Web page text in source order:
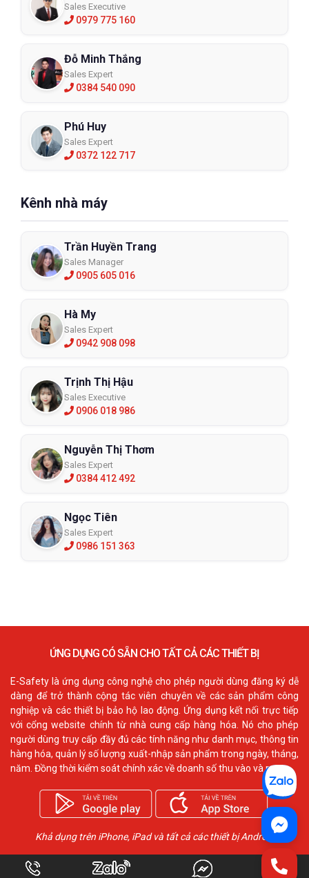
Sales Executive
0979 775 160
Đỗ Minh Thắng
Sales Expert
0384 540 090
Phú Huy
Sales Expert
0372 122 717
Kênh nhà máy
Trần Huyền Trang
Sales Manager
0905 605 016
Hà My
Sales Expert
0942 908 098
Trịnh Thị Hậu
Sales Executive
0906 018 986
Nguyễn Thị Thơm
Sales Expert
0384 412 492
Ngọc Tiên
Sales Expert
0986 151 363
ỨNG DỤNG CÓ SẴN CHO TẤT CẢ CÁC THIẾT BỊ
E-Safety là ứng dụng công nghệ cho phép người dùng đăng ký dễ
dàng để trở thành cộng tác viên chuyên về các sản phẩm công
nghiệp và các thiết bị bảo hộ lao động. Ứng dụng kết nối trực tiếp
với cổng website chính từ nhà cung cấp hàng hóa. Nó cho phép
người dùng truy cấp đầy đủ các tính năng như danh mục, thông tin
hàng hóa, quản lý số lượng xuất-nhập sản phẩm trong ngày, tháng,
năm. Đồng thời kiểm soát chính xác về doanh số thu vào và ra.
Khả dụng trên iPhone, iPad và tất cả các thiết bị Android